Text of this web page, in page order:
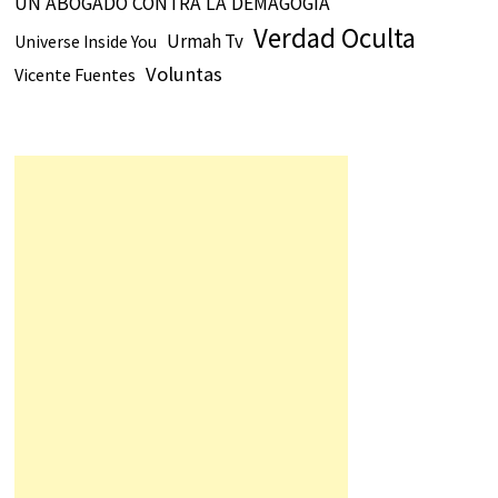
Universe Inside You Urmah Tv Verdad Oculta
Vicente Fuentes Voluntas